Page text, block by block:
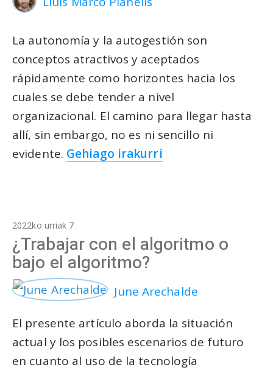
La autonomía y la autogestión son
conceptos atractivos y aceptados
rápidamente como horizontes hacia los
cuales se debe tender a nivel
organizacional. El camino para llegar hasta
allí, sin embargo, no es ni sencillo ni
evidente. Gehiago irakurri
2022ko urriak 7
¿Trabajar con el algoritmo o
bajo el algoritmo?
June Arechalde
El presente artículo aborda la situación
actual y los posibles escenarios de futuro
en cuanto al uso de la tecnología